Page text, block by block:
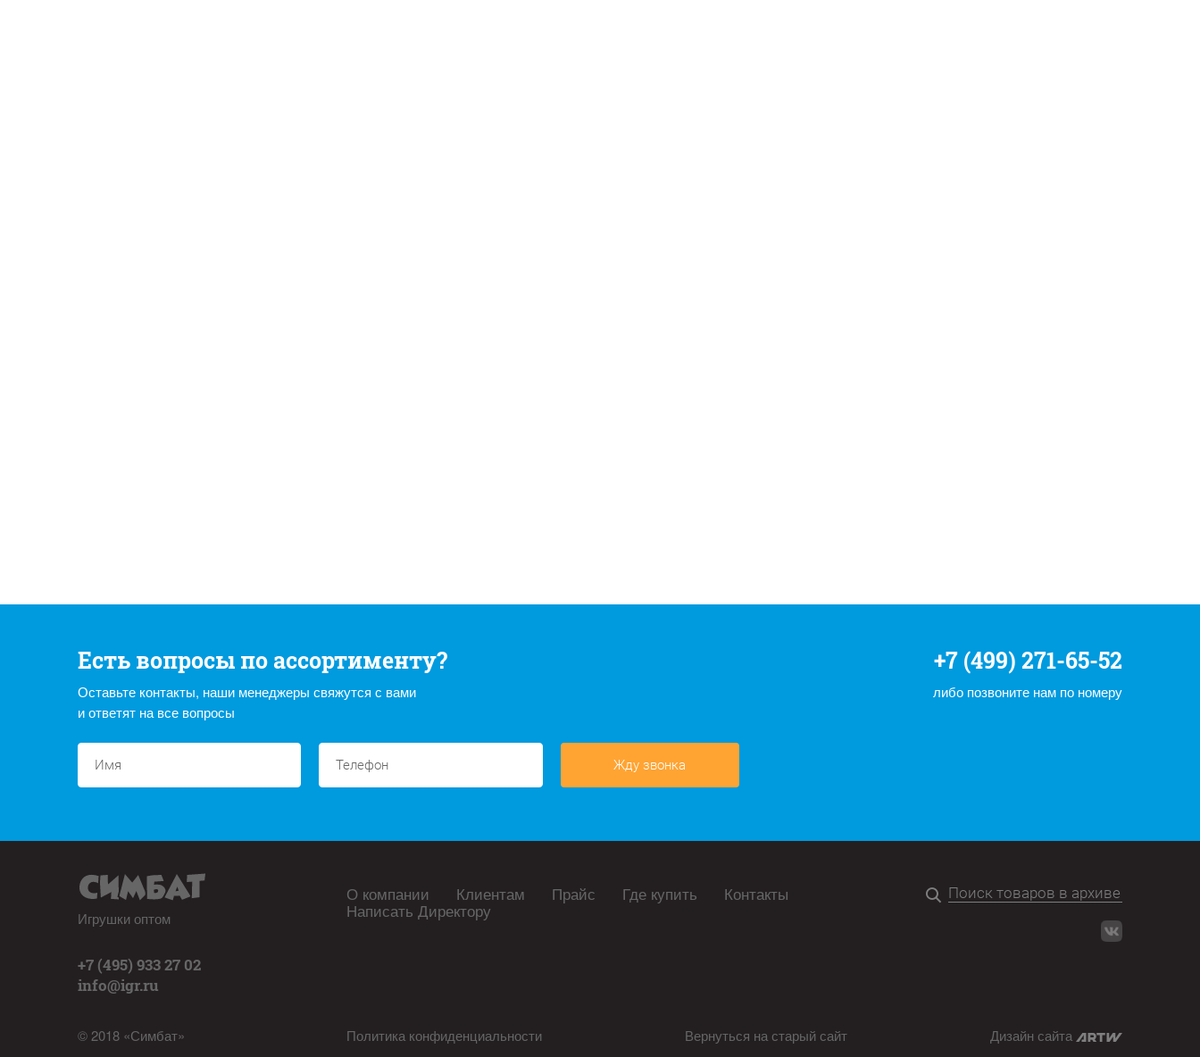
Есть вопросы по ассортименту?
Оставьте контакты, наши менеджеры свяжутся с вами
и ответят на все вопросы
+7 (499) 271-65-52
либо позвоните нам по номеру
Жду звонка
Игрушки оптом
+7 (495) 933 27 02
info@igr.ru
© 2018 «Симбат»
О компании Клиентам Прайс Где купить Контакты
Написать Директору
Политика конфиденциальности Вернуться на старый сайт Дизайн сайта